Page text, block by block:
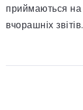
приймаються на
вчорашніх звітів.